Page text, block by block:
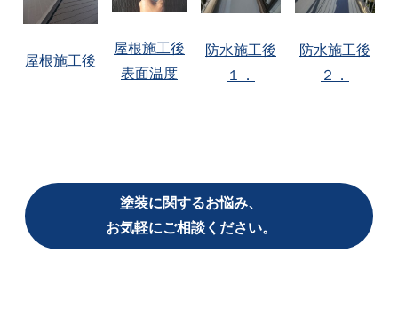
屋根施工後
屋根施工後
表面温度
防水施工後
１．
防水施工後
２．
塗装に関するお悩み、
お気軽にご相談ください。